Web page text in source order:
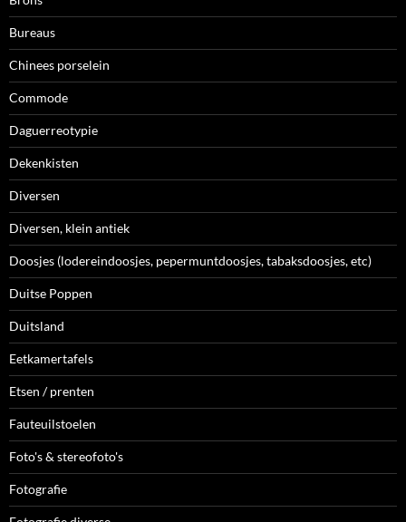
Bureaus
Chinees porselein
Commode
Daguerreotypie
Dekenkisten
Diversen
Diversen, klein antiek
Doosjes (lodereindoosjes, pepermuntdoosjes, tabaksdoosjes, etc)
Duitse Poppen
Duitsland
Eetkamertafels
Etsen / prenten
Fauteuilstoelen
Foto's & stereofoto's
Fotografie